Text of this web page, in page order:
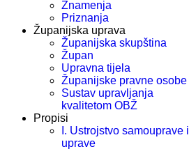
Znamenja
Priznanja
Županijska uprava
Županijska skupština
Župan
Upravna tijela
Županijske pravne osobe
Sustav upravljanja
kvalitetom OBŽ
Propisi
I. Ustrojstvo samouprave i
uprave